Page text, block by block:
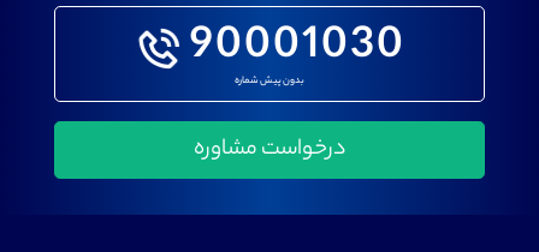
90001030
بدون پیش شماره